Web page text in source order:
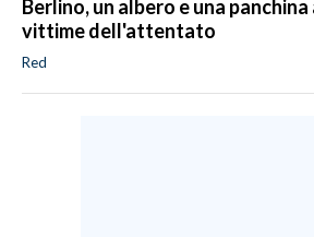
Berlino, un albero e una
vittime dell'attentato
Red